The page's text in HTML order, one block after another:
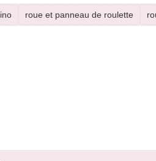
roue et panneau de roulette